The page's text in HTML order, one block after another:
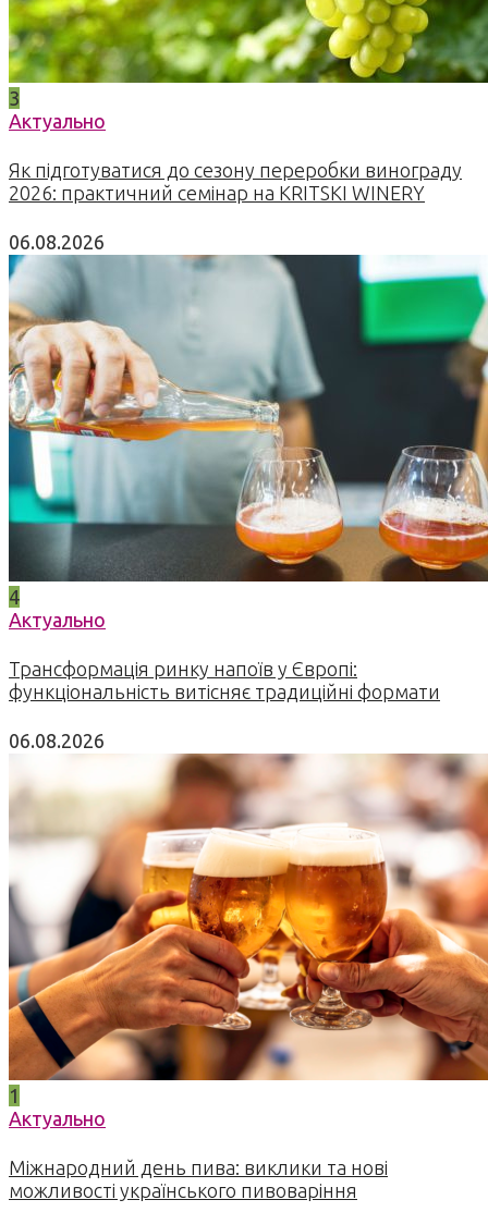
3
Актуально
Як підготуватися до сезону переробки винограду
2026: практичний семінар на KRITSKI WINERY
06.08.2026
4
Актуально
Трансформація ринку напоїв у Європі:
функціональність витісняє традиційні формати
06.08.2026
1
Актуально
Міжнародний день пива: виклики та нові
можливості українського пивоваріння